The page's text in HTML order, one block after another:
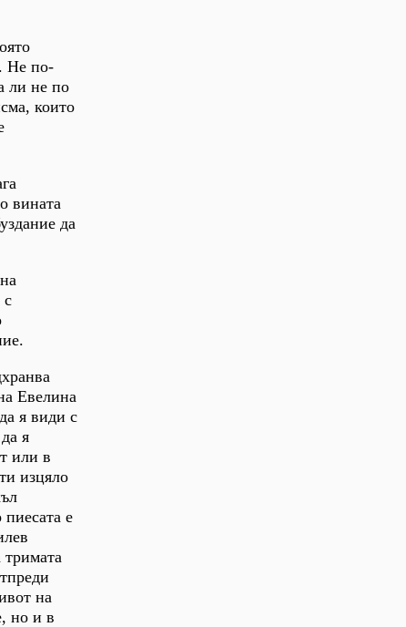
Не по-
ли не по
които
вината
да
с
Евелина
я види с
я
или в
изцяло
е
тримата
на
но и в